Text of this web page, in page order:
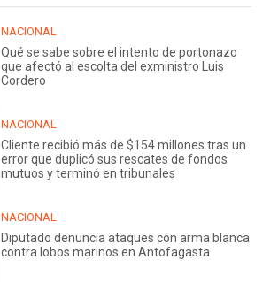
NACIONAL
Qué se sabe sobre el intento de portonazo
que afectó al escolta del exministro Luis
Cordero
NACIONAL
Cliente recibió más de $154 millones tras un
error que duplicó sus rescates de fondos
mutuos y terminó en tribunales
NACIONAL
Diputado denuncia ataques con arma blanca
contra lobos marinos en Antofagasta